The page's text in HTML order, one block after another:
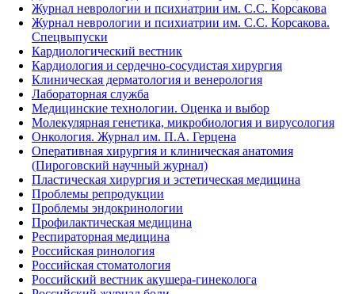
Журнал неврологии и психиатрии им. С.С. Корсакова
Журнал неврологии и психиатрии им. С.С. Корсакова.
Спецвыпуски
Кардиологический вестник
Кардиология и сердечно-сосудистая хирургия
Клиническая дерматология и венерология
Лабораторная служба
Медицинские технологии. Оценка и выбор
Молекулярная генетика, микробиология и вирусология
Онкология. Журнал им. П.А. Герцена
Оперативная хирургия и клиническая анатомия
(Пироговский научный журнал)
Пластическая хирургия и эстетическая медицина
Проблемы репродукции
Проблемы эндокринологии
Профилактическая медицина
Респираторная медицина
Российская ринология
Российская стоматология
Российский вестник акушера-гинеколога